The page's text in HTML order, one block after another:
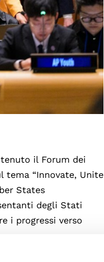
il Forum dei
tema “Innovate, Unite
States
degli Stati
i progressi verso